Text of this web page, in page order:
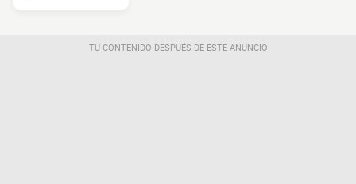
TU CONTENIDO DESPUÉS DE ESTE ANUNCIO